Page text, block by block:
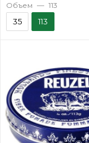
Объем — 113
35 113